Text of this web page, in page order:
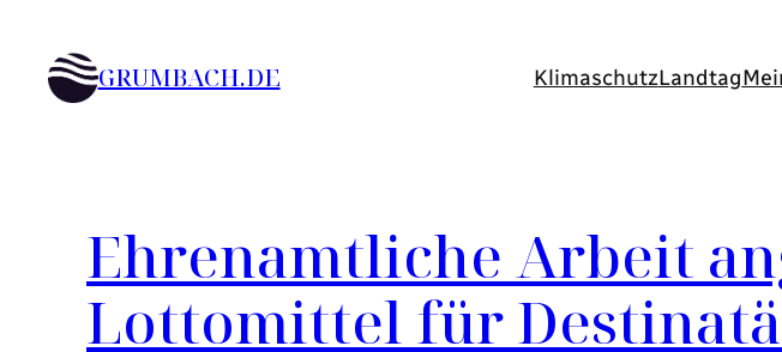
Inhalt
springenGRUMBACH.DE KlimaschutzLandtag
Ehrenamtliche Arbeit
Lottomittel für